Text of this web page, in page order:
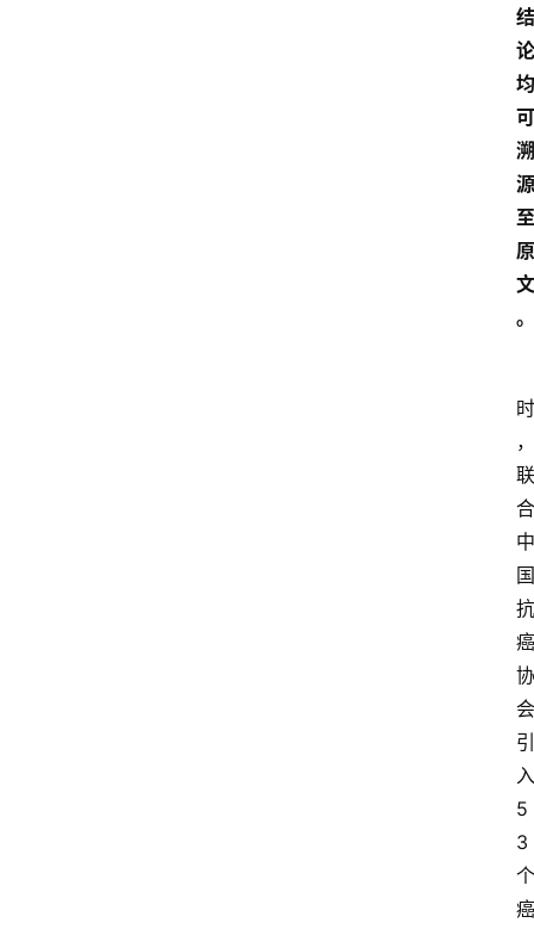
结
论
均
可
溯
源
至
原
文
。
时
，
联
合
中
国
抗
癌
协
会
引
入
5
3
个
癌